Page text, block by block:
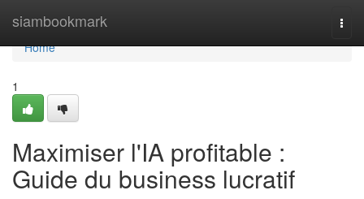
siambookmark
Home
Home
1
Maximiser l'IA profitable :
Guide du business lucratif